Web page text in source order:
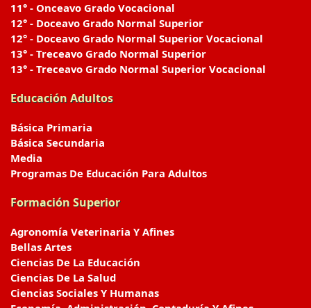
11° - Onceavo Grado Vocacional
12° - Doceavo Grado Normal Superior
12° - Doceavo Grado Normal Superior Vocacional
13° - Treceavo Grado Normal Superior
13° - Treceavo Grado Normal Superior Vocacional
Educación Adultos
Básica Primaria
Básica Secundaria
Media
Programas De Educación Para Adultos
Formación Superior
Agronomía Veterinaria Y Afines
Bellas Artes
Ciencias De La Educación
Ciencias De La Salud
Ciencias Sociales Y Humanas